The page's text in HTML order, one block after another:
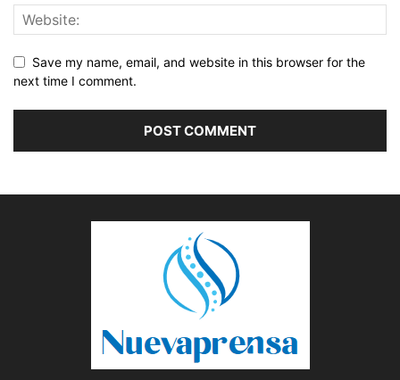
Save my name, email, and website in this browser for the
next time I comment.